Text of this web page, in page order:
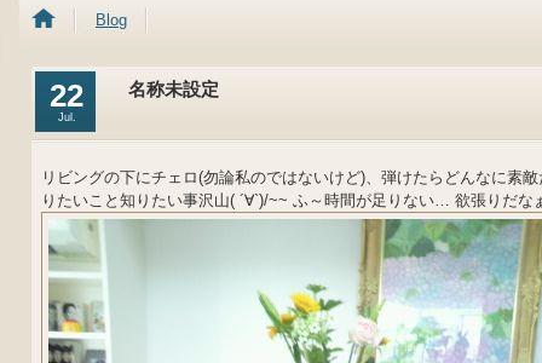
Blog
22
Jul.
名称未設定
リビングの下にチェロ(勿論私のではないけど)、弾けたらどんなに素
りたいこと知りたい事沢山( ´∀`)/~~ ふ～時間が足りない… 欲張りだな